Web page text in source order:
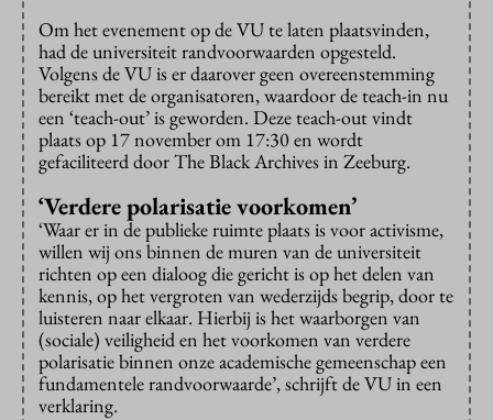
Om het evenement op de VU te laten plaatsvinden,
had de universiteit randvoorwaarden opgesteld.
Volgens de VU is er daarover geen overeenstemming
bereikt met de organisatoren, waardoor de teach-in nu
een ‘teach-out’ is geworden. Deze teach-out vindt
plaats op 17 november om 17:30 en wordt
gefaciliteerd door The Black Archives in Zeeburg.
‘Verdere polarisatie voorkomen’
‘Waar er in de publieke ruimte plaats is voor activisme,
willen wij ons binnen de muren van de universiteit
richten op een dialoog die gericht is op het delen van
kennis, op het vergroten van wederzijds begrip, door te
luisteren naar elkaar. Hierbij is het waarborgen van
(sociale) veiligheid en het voorkomen van verdere
polarisatie binnen onze academische gemeenschap een
fundamentele randvoorwaarde’, schrijft de VU in een
verklaring.